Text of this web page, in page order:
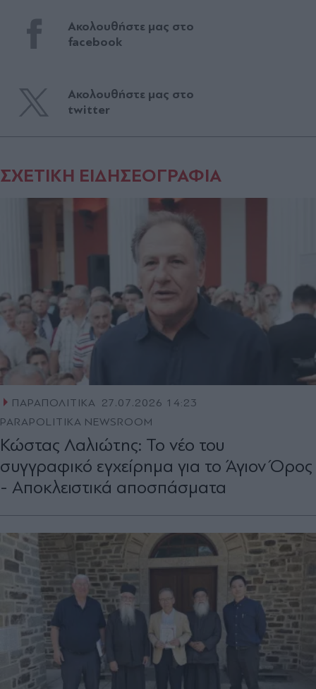
Ακολουθήστε μας στο
facebook
Ακολουθήστε μας στο
twitter
ΣΧΕΤΙΚΗ ΕΙΔΗΣΕΟΓΡΑΦΙΑ
ΠΑΡΑΠΟΛΙΤΙΚΑ
27.07.2026 14:23
PARAPOLITIKA NEWSROOM
Κώστας Λαλιώτης: Το νέο του
συγγραφικό εγχείρημα για το Άγιον Όρος
- Αποκλειστικά αποσπάσματα